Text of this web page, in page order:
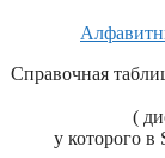
Справочная
(
у которого в